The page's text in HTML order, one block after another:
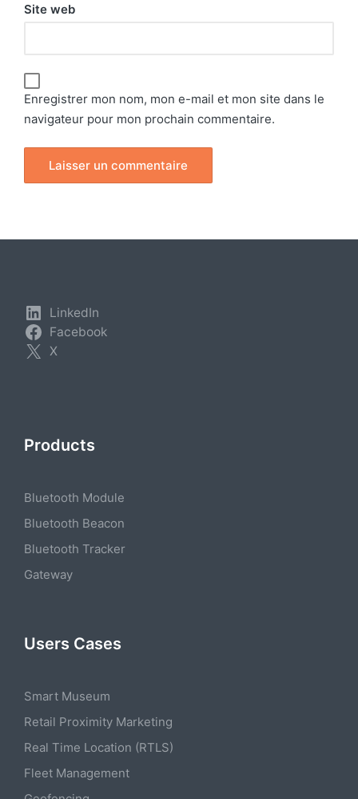
Site web
Enregistrer mon nom, mon e-mail et mon site dans le
navigateur pour mon prochain commentaire.
LinkedIn
Facebook
X
Products
Bluetooth Module
Bluetooth Beacon
Bluetooth Tracker
Gateway
Users Cases
Smart Museum
Retail Proximity Marketing
Real Time Location (RTLS)
Fleet Management